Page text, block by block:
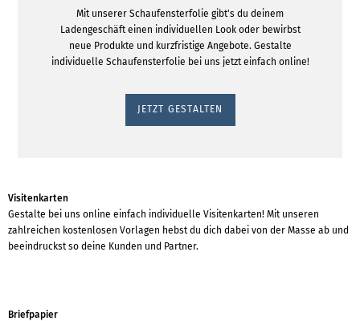
Mit unserer Schaufensterfolie gibt's du deinem
Ladengeschäft einen individuellen Look oder bewirbst
neue Produkte und kurzfristige Angebote. Gestalte
individuelle Schaufensterfolie bei uns jetzt einfach online!
JETZT GESTALTEN
Visitenkarten
Gestalte bei uns online einfach individuelle Visitenkarten! Mit unseren
zahlreichen kostenlosen Vorlagen hebst du dich dabei von der Masse ab und
beeindruckst so deine Kunden und Partner.
Briefpapier